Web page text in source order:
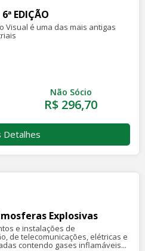
EDIÇÃO
Visual é uma das mais antigas
Não Sócio
R$ 296,70
Detalhes
Explosivas
e instalações de
de telecomunicações, elétricas e
contendo gases inflamáveis...